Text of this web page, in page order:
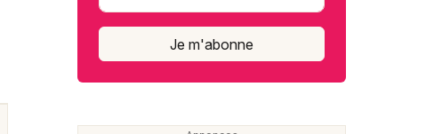
Je m'abonne